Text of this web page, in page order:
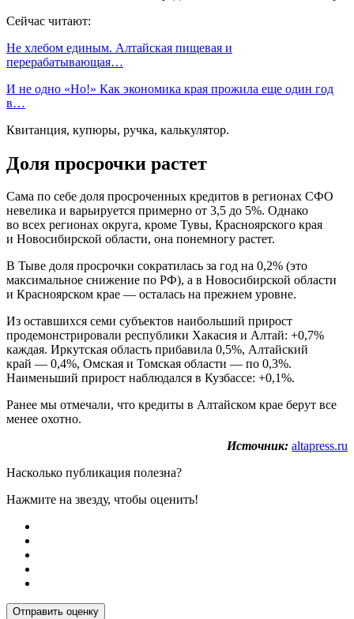
Сейчас читают:
Не хлебом единым. Алтайская пищевая и
перерабатывающая…
И не одно «Но!» Как экономика края прожила еще один год
в…
Квитанция, купюры, ручка, калькулятор.
Доля просрочки растет
Сама по себе доля просроченных кредитов в регионах СФО
невелика и варьируется примерно от 3,5 до 5%. Однако
во всех регионах округа, кроме Тувы, Красноярского края
и Новосибирской области, она понемногу растет.
В Тыве доля просрочки сократилась за год на 0,2% (это
максимальное снижение по РФ), а в Новосибирской области
и Красноярском крае — осталась на прежнем уровне.
Из оставшихся семи субъектов наибольший прирост
продемонстрировали республики Хакасия и Алтай: +0,7%
каждая. Иркутская область прибавила 0,5%, Алтайский
край — 0,4%, Омская и Томская области — по 0,3%.
Наименьший прирост наблюдался в Кузбассе: +0,1%.
Ранее мы отмечали, что кредиты в Алтайском крае берут все
менее охотно.
Источник: altapress.ru
Насколько публикация полезна?
Нажмите на звезду, чтобы оценить!
Отправить оценку